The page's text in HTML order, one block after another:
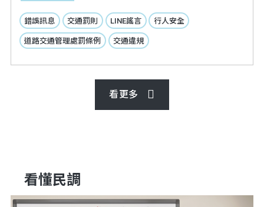
錯誤訊息 交通罰則 LINE謠言 行人安全
道路交通管理處罰條例 交通違規
看更多
看懂民調